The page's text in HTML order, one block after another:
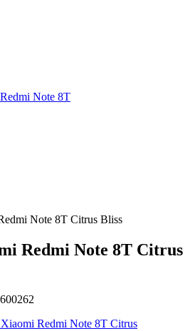
Note 8T
Note 8T Citrus Bliss
Redmi Note 8T Citrus